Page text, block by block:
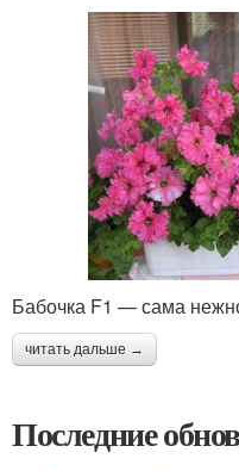
Бабочка F1 — сама
читать дальше →
Последние